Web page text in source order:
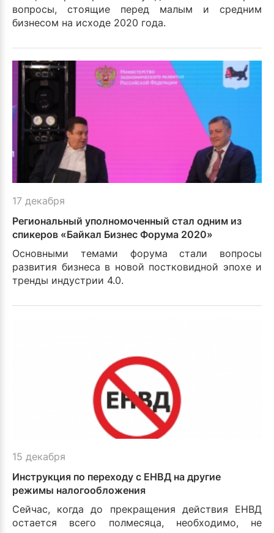
вопросы, стоящие перед малым и средним
бизнесом на исходе 2020 года.
17 декабря
Региональный уполномоченный стал одним из
спикеров «Байкал Бизнес Форума 2020»
Основными темами форума стали вопросы
развития бизнеса в новой постковидной эпохе и
тренды индустрии 4.0.
15 декабря
Инструкция по переходу с ЕНВД на другие
режимы налогообложения
Сейчас, когда до прекращения действия ЕНВД
остается всего полмесяца, необходимо, не